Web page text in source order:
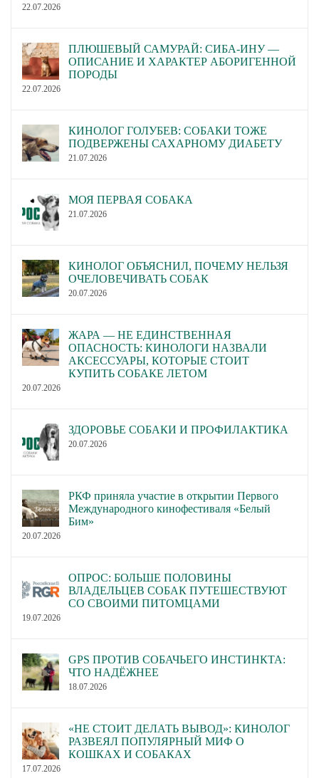
22.07.2026
ПЛЮШЕВЫЙ САМУРАЙ: СИБА-ИНУ —
ОПИСАНИЕ И ХАРАКТЕР АБОРИГЕННОЙ
ПОРОДЫ
22.07.2026
КИНОЛОГ ГОЛУБЕВ: СОБАКИ ТОЖЕ
ПОДВЕРЖЕНЫ САХАРНОМУ ДИАБЕТУ
21.07.2026
МОЯ ПЕРВАЯ СОБАКА
21.07.2026
КИНОЛОГ ОБЪЯСНИЛ, ПОЧЕМУ НЕЛЬЗЯ
ОЧЕЛОВЕЧИВАТЬ СОБАК
20.07.2026
ЖАРА — НЕ ЕДИНСТВЕННАЯ
ОПАСНОСТЬ: КИНОЛОГИ НАЗВАЛИ
АКСЕССУАРЫ, КОТОРЫЕ СТОИТ
КУПИТЬ СОБАКЕ ЛЕТОМ
20.07.2026
ЗДОРОВЬЕ СОБАКИ И ПРОФИЛАКТИКА
20.07.2026
РКФ приняла участие в открытии Первого
Международного кинофестиваля «Белый
Бим»
20.07.2026
ОПРОС: БОЛЬШЕ ПОЛОВИНЫ
ВЛАДЕЛЬЦЕВ СОБАК ПУТЕШЕСТВУЮТ
СО СВОИМИ ПИТОМЦАМИ
19.07.2026
GPS ПРОТИВ СОБАЧЬЕГО ИНСТИНКТА:
ЧТО НАДЁЖНЕЕ
18.07.2026
«НЕ СТОИТ ДЕЛАТЬ ВЫВОД»: КИНОЛОГ
РАЗВЕЯЛ ПОПУЛЯРНЫЙ МИФ О
КОШКАХ И СОБАКАХ
17.07.2026